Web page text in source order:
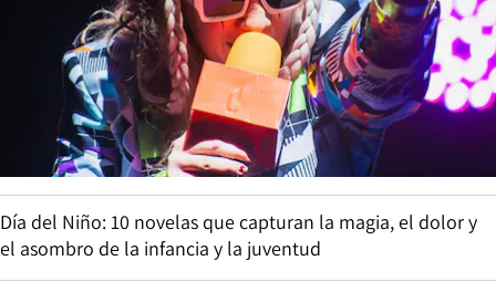
Día del Niño: 10 novelas que capturan la magia, el dolor y
el asombro de la infancia y la juventud